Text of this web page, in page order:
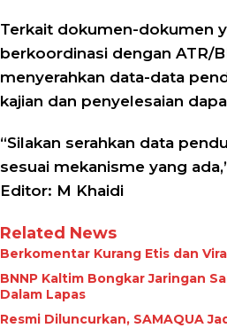
Terkait dokumen-dokumen
berkoordinasi dengan ATR/
menyerahkan data-data
kajian dan penyelesaian
“Silakan serahkan data
sesuai mekanisme yang
Editor: M Khaidi
Related News
Berkomentar Kurang Etis dan
BNNP Kaltim Bongkar Jaringan
Dalam Lapas
Resmi Diluncurkan, SAMAQUA